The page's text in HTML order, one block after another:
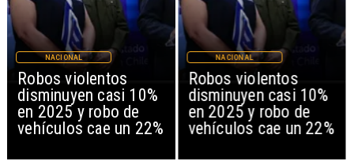
Robos violentos
disminuyen casi 10%
en 2025 y robo de
vehículos cae un 22%
NACIONAL
Robos violentos
disminuyen casi 10%
en 2025 y robo de
vehículos cae un 22%
NACIONAL